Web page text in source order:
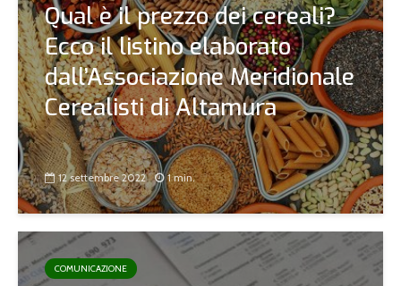
Qual è il prezzo dei cereali?
Ecco il listino elaborato
dall’Associazione Meridionale
Cerealisti di Altamura
12 settembre 2022 1 min.
COMUNICAZIONE